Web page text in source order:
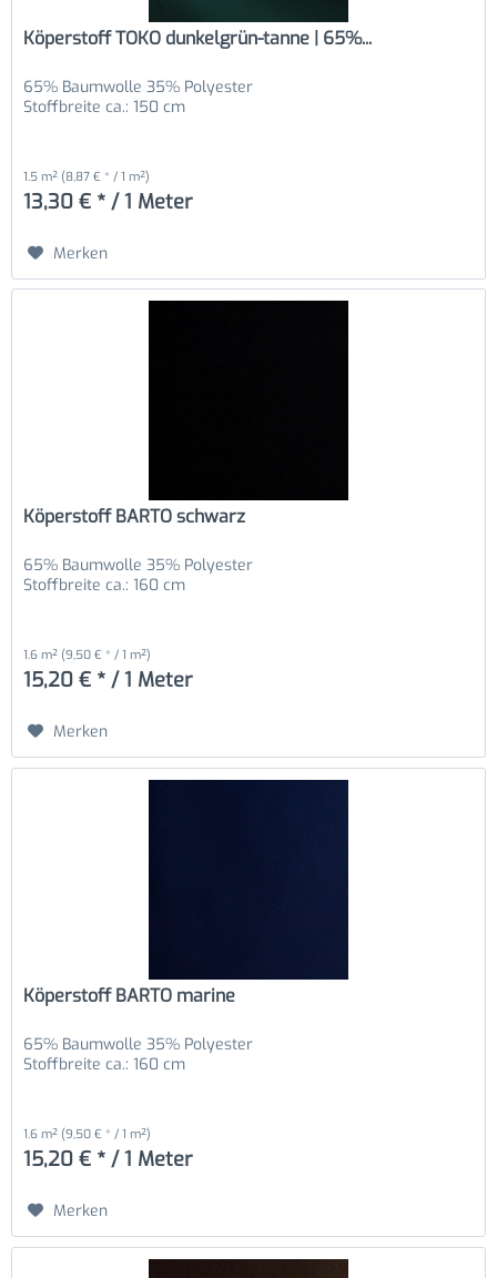
Köperstoff TOKO dunkelgrün-tanne | 65%...
65% Baumwolle 35% Polyester
Stoffbreite ca.: 150 cm
1.5 m² (8,87 € * / 1 m²)
13,30 € * / 1 Meter
Merken
Köperstoff BARTO schwarz
65% Baumwolle 35% Polyester
Stoffbreite ca.: 160 cm
1.6 m² (9,50 € * / 1 m²)
15,20 € * / 1 Meter
Merken
Köperstoff BARTO marine
65% Baumwolle 35% Polyester
Stoffbreite ca.: 160 cm
1.6 m² (9,50 € * / 1 m²)
15,20 € * / 1 Meter
Merken